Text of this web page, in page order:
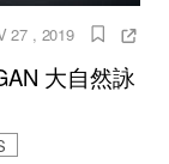
27 , 2019
大自然詠